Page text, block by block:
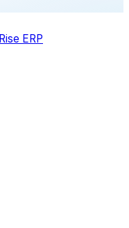
Rise ERP